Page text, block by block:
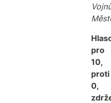
pro
10,
proti
0,